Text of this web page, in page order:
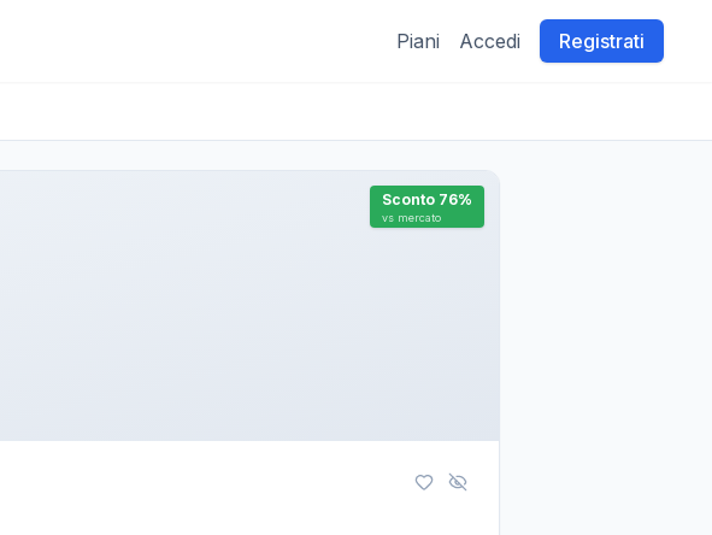
Piani Accedi Registrati
Sconto 76%
vs mercato